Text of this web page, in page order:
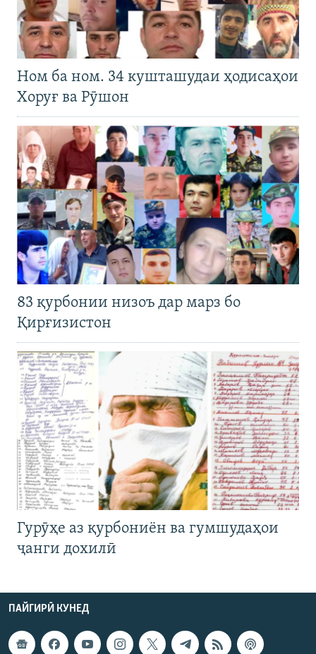
Ном ба ном. 34 кушташудаи ҳодисаҳои
Хоруғ ва Рӯшон
83 қурбонии низоъ дар марз бо
Қирғизистон
Гурӯҳе аз қурбониён ва гумшудаҳои
ҷанги дохилӣ
ПАЙГИРӢ КУНЕД